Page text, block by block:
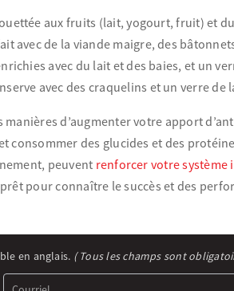
aux fruits (lait, yogourt, fruit) et
avec de la viande maigre, des
avec du lait et des baies, et un
avec des craquelins et un verre de
manières d’augmenter votre apport
consommer des glucides et des
peuvent renforcer votre système
pour connaître le succès et des
en anglais. ( Tous les champs sont